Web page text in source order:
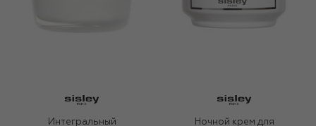
Интегральный
Ночной крем для